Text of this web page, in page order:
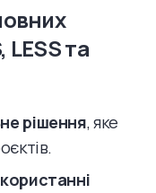
та
рішення, яке